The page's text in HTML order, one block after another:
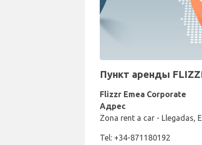
Пункт аренды
Flizzr Emea Corporate
Адрес
Zona rent a car - Llegadas,
Tel: +34-871180192